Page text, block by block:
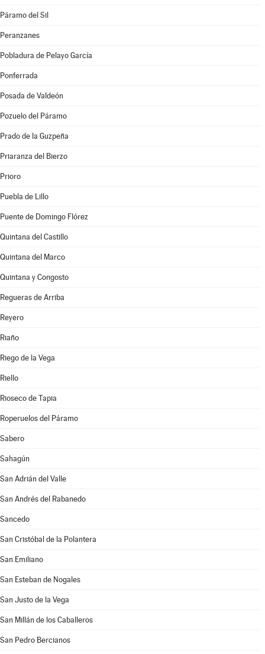
Páramo del Sil
Peranzanes
Pobladura de Pelayo García
Ponferrada
Posada de Valdeón
Pozuelo del Páramo
Prado de la Guzpeña
Priaranza del Bierzo
Prioro
Puebla de Lillo
Puente de Domingo Flórez
Quintana del Castillo
Quintana del Marco
Quintana y Congosto
Regueras de Arriba
Reyero
Riaño
Riego de la Vega
Riello
Rioseco de Tapia
Roperuelos del Páramo
Sabero
Sahagún
San Adrián del Valle
San Andrés del Rabanedo
Sancedo
San Cristóbal de la Polantera
San Emiliano
San Esteban de Nogales
San Justo de la Vega
San Millán de los Caballeros
San Pedro Bercianos